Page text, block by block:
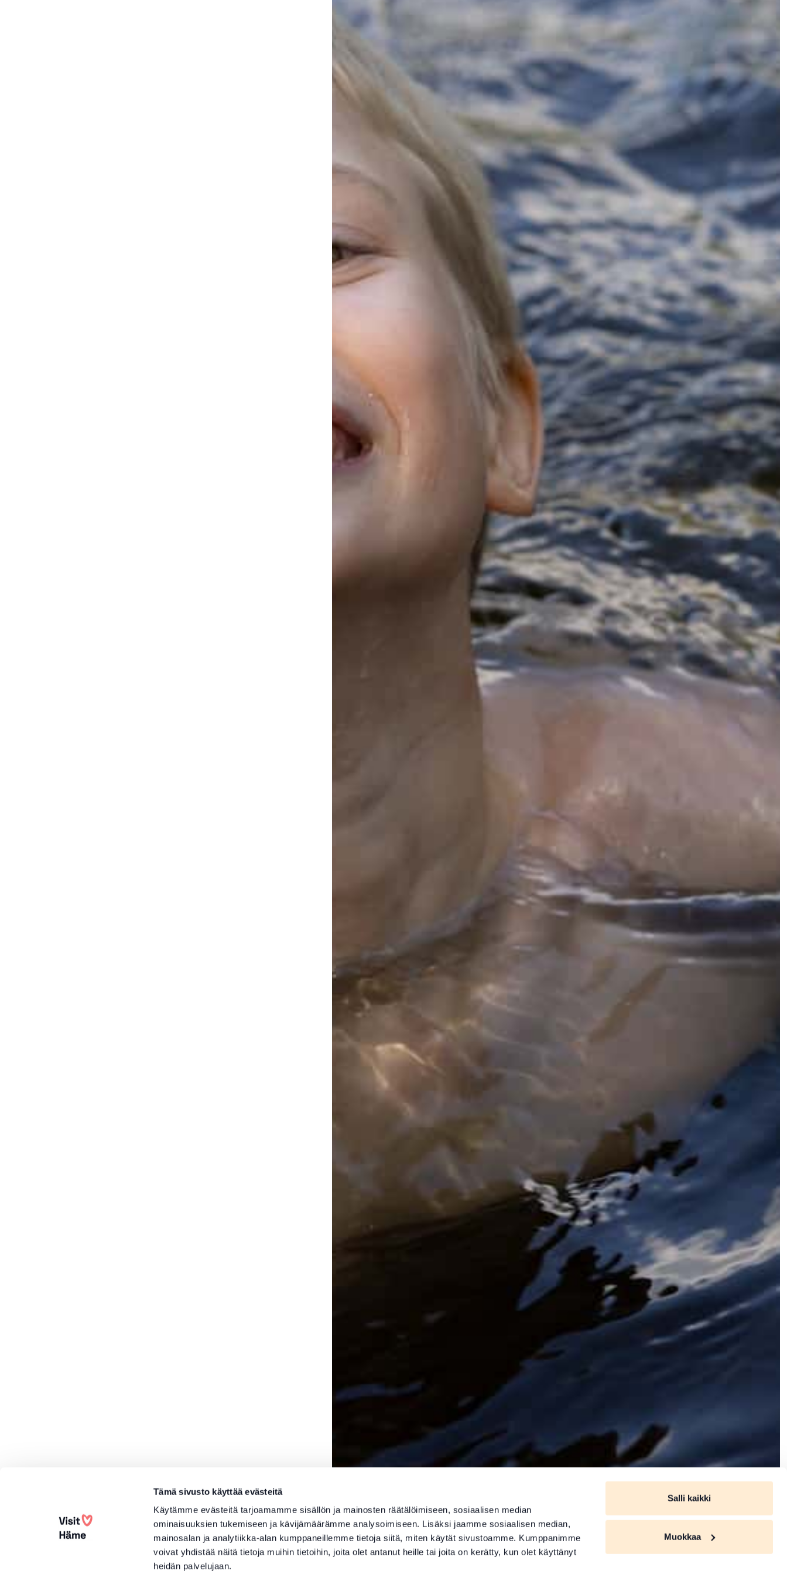
Tämä sivusto käyttää evästeitä
Käytämme evästeitä tarjoamamme sisällön ja mainosten räätälöimiseen, sosiaalisen median
ominaisuuksien tukemiseen ja kävijämäärämme analysoimiseen. Lisäksi jaamme sosiaalisen median,
mainosalan ja analytiikka-alan kumppaneillemme tietoja siitä, miten käytät sivustoamme. Kumppanimme
voivat yhdistää näitä tietoja muihin tietoihin, joita olet antanut heille tai joita on kerätty, kun olet käyttänyt
heidän palvelujaan.
Salli kaikki
Muokkaa